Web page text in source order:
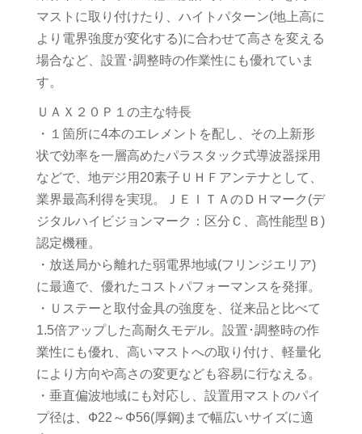
マストに取り付けたり、ハイトパターン(地上高に
より電界強度が変化する)に合わせて高さを変える
場合など、設置･調整時の作業性にも優れていま
す。
ＵＡＸ２０Ｐ１の主な特長
・１箇所に4本のエレメントを配し、その上新形
状で効率を一層高めたパラスタック式導波器採用
などで、地デジ用20素子ＵＨＦアンテナとして、
業界最高利得を実現。ＪＥＩＴＡのＤＨマーク(デ
ジタルハイビジョンマーク：区分Ｃ、高性能型Ｂ)
認定機種。
・放送局から離れた弱電界地域(フリンジエリア)
に最適で、優れたコストパフォーマンスを発揮。
・Ｕステーと取付金具の強度を、従来品と比べて
1.5倍アップした高耐久モデル。設置･調整時の作
業性にも優れ、高いマストへの取り付け、軽量化
により方向や高さの変更なども容易に行なえる。
・垂直偏波地域にも対応し、設置用マストのパイ
プ径は、Ф22～Φ56(厚鋼)まで幅広いサイズに適